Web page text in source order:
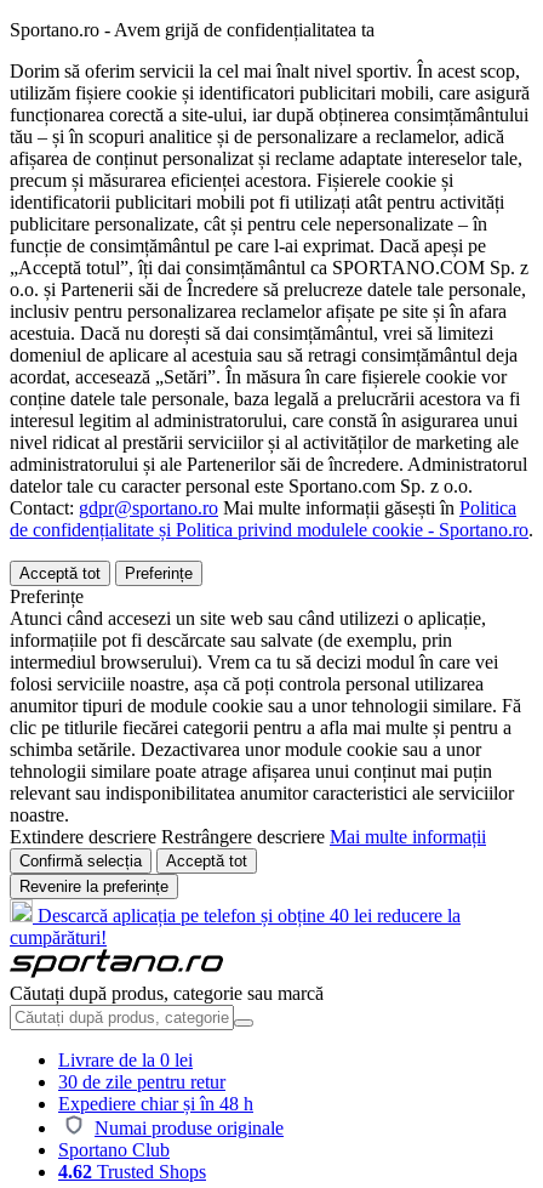
Sportano.ro - Avem grijă de confidențialitatea ta
Dorim să oferim servicii la cel mai înalt nivel sportiv. În acest scop,
utilizăm fișiere cookie și identificatori publicitari mobili, care asigură
funcționarea corectă a site-ului, iar după obținerea consimțământului
tău – și în scopuri analitice și de personalizare a reclamelor, adică
afișarea de conținut personalizat și reclame adaptate intereselor tale,
precum și măsurarea eficienței acestora. Fișierele cookie și
identificatorii publicitari mobili pot fi utilizați atât pentru activități
publicitare personalizate, cât și pentru cele nepersonalizate – în
funcție de consimțământul pe care l-ai exprimat. Dacă apeși pe
„Acceptă totul”, îți dai consimțământul ca SPORTANO.COM Sp. z
o.o. și Partenerii săi de Încredere să prelucreze datele tale personale,
inclusiv pentru personalizarea reclamelor afișate pe site și în afara
acestuia. Dacă nu dorești să dai consimțământul, vrei să limitezi
domeniul de aplicare al acestuia sau să retragi consimțământul deja
acordat, accesează „Setări”. În măsura în care fișierele cookie vor
conține datele tale personale, baza legală a prelucrării acestora va fi
interesul legitim al administratorului, care constă în asigurarea unui
nivel ridicat al prestării serviciilor și al activităților de marketing ale
administratorului și ale Partenerilor săi de încredere. Administratorul
datelor tale cu caracter personal este Sportano.com Sp. z o.o.
Contact: gdpr@sportano.ro Mai multe informații găsești în Politica
de confidențialitate și Politica privind modulele cookie - Sportano.ro.
Acceptă tot Preferințe
Preferințe
Atunci când accesezi un site web sau când utilizezi o aplicație,
informațiile pot fi descărcate sau salvate (de exemplu, prin
intermediul browserului). Vrem ca tu să decizi modul în care vei
folosi serviciile noastre, așa că poți controla personal utilizarea
anumitor tipuri de module cookie sau a unor tehnologii similare. Fă
clic pe titlurile fiecărei categorii pentru a afla mai multe și pentru a
schimba setările. Dezactivarea unor module cookie sau a unor
tehnologii similare poate atrage afișarea unui conținut mai puțin
relevant sau indisponibilitatea anumitor caracteristici ale serviciilor
noastre.
Extindere descriere Restrângere descriere Mai multe informații
Confirmă selecția
Acceptă tot
Revenire la preferințe
Descarcă aplicația pe telefon și obține 40 lei reducere la
cumpărături!
Căutați după produs, categorie sau marcă
Livrare de la 0 lei
30 de zile pentru retur
Expediere chiar și în 48 h
Numai produse originale
Sportano Club
4.62 Trusted Shops